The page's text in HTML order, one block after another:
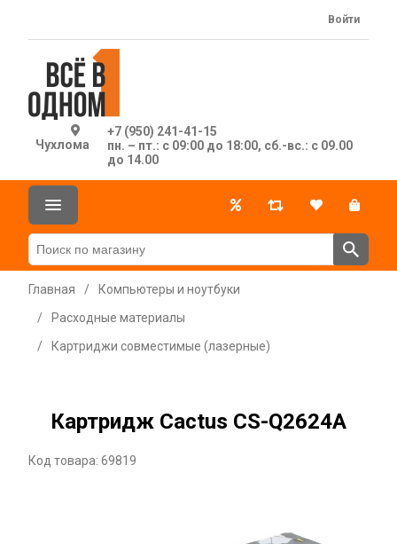
Чухлома
+7 (950) 241-41-15
пн. – пт.: с 09:00 до 18:00, сб.-вс.: с 09.00
до 14.00
Войти
Главная /
Компьютеры и ноутбуки
/
Расходные материалы
/
Картриджи совместимые (лазерные)
Картридж Cactus CS-Q2624A
Код товара: 69819